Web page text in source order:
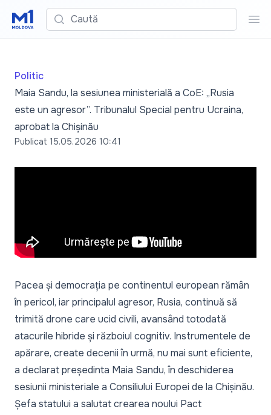
Caută
Politic
Maia Sandu, la sesiunea ministerială a CoE: „Rusia
este un agresor”. Tribunalul Special pentru Ucraina,
aprobat la Chișinău
Publicat 15.05.2026 10:41
Pacea și democrația pe continentul european rămân
în pericol, iar principalul agresor, Rusia, continuă să
trimită drone care ucid civili, avansând totodată
atacurile hibride și războiul cognitiv. Instrumentele de
apărare, create decenii în urmă, nu mai sunt eficiente,
a declarat președinta Maia Sandu, în deschiderea
sesiunii ministeriale a Consiliului Europei de la Chișinău.
Șefa statului a salutat crearea noului Pact